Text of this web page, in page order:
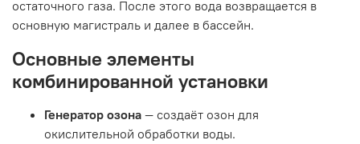
остаточного газа. После этого вода возвращается в
основную магистраль и далее в бассейн.
Основные элементы
комбинированной установки
Генератор озона — создаёт озон для
окислительной обработки воды.